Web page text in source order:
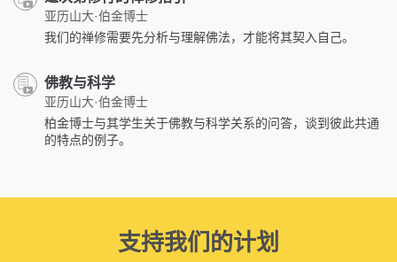
亚历山大·伯金博士
我们的禅修需要先分析与理解佛法，才能将其契入自己。
佛教与科学
亚历山大·伯金博士
柏金博士与其学生关于佛教与科学关系的问答，谈到彼此共通
的特点的例子。
支持我们的计划